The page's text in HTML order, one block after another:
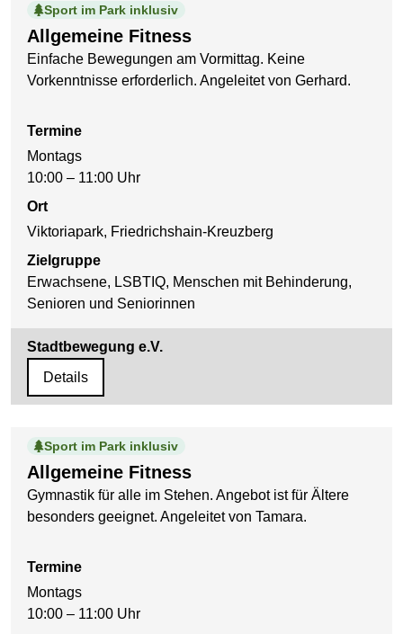
Allgemeine Fitness
Sport im Park inklusiv
Einfache Bewegungen am Vormittag. Keine
Vorkenntnisse erforderlich. Angeleitet von Gerhard.
Termine
Montags
10:00 – 11:00 Uhr
Ort
Viktoriapark, Friedrichshain-Kreuzberg
Zielgruppe
Erwachsene, LSBTIQ, Menschen mit Behinderung,
Senioren und Seniorinnen
Stadtbewegung e.V.
Details
Allgemeine Fitness
Sport im Park inklusiv
Gymnastik für alle im Stehen. Angebot ist für Ältere
besonders geeignet. Angeleitet von Tamara.
Termine
Montags
10:00 – 11:00 Uhr